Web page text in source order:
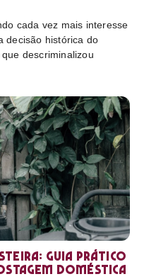
cada vez mais interesse
decisão histórica do
descriminalizou
Guia prático
doméstica